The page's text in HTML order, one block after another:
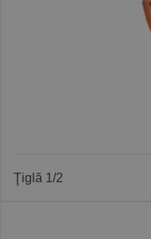
Ţiglă 1/2